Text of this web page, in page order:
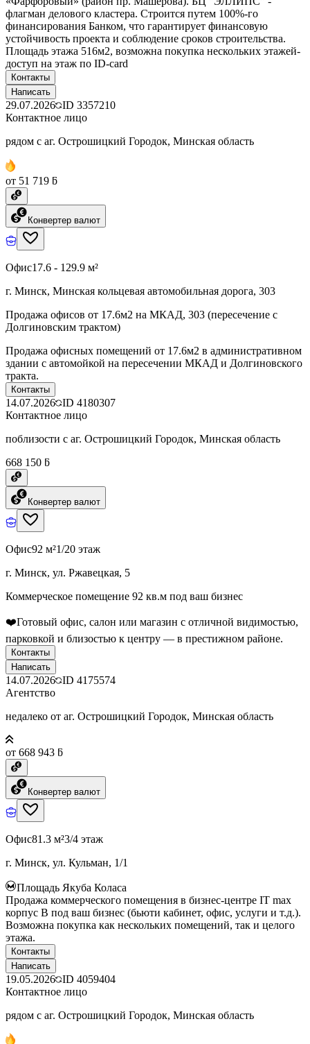
флагман делового кластера. Строится путем 100%-го
финансирования Банком, что гарантирует финансовую
устойчивость проекта и соблюдение сроков строительства.
Площадь этажа 516м2, возможна покупка нескольких этажей-
доступ на этаж по ID-card
Контакты
Написать
29.07.2026 ID 3357210
Контактное лицо
рядом с аг. Острошицкий Городок, Минская область
от 51 719 ƃ
Конвертер валют
Офис17.6 - 129.9 м²
г. Минск, Минская кольцевая автомобильная дорога, 303
Продажа офисов от 17.6м2 на МКАД, 303 (пересечение с
Долгиновским трактом)
Продажа офисных помещений от 17.6м2 в административном
здании с автомойкой на пересечении МКАД и Долгиновского
тракта.
Контакты
14.07.2026 ID 4180307
Контактное лицо
поблизости с аг. Острошицкий Городок, Минская область
668 150 ƃ
Конвертер валют
Офис92 м²1/20 этаж
г. Минск, ул. Ржавецкая, 5
Коммерческое помещение 92 кв.м под ваш бизнес
❤️Готовый офис, салон или магазин с отличной видимостью,
парковкой и близостью к центру — в престижном районе.
Контакты
Написать
14.07.2026 ID 4175574
Агентство
недалеко от аг. Острошицкий Городок, Минская область
от 668 943 ƃ
Конвертер валют
Офис81.3 м²3/4 этаж
г. Минск, ул. Кульман, 1/1
Площадь Якуба Коласа
Продажа коммерческого помещения в бизнес-центре IT max
корпус B под ваш бизнес (бьюти кабинет, офис, услуги и т.д.).
Возможна покупка как нескольких помещений, так и целого
этажа.
Контакты
Написать
19.05.2026 ID 4059404
Контактное лицо
рядом с аг. Острошицкий Городок, Минская область